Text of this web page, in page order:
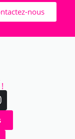
nous